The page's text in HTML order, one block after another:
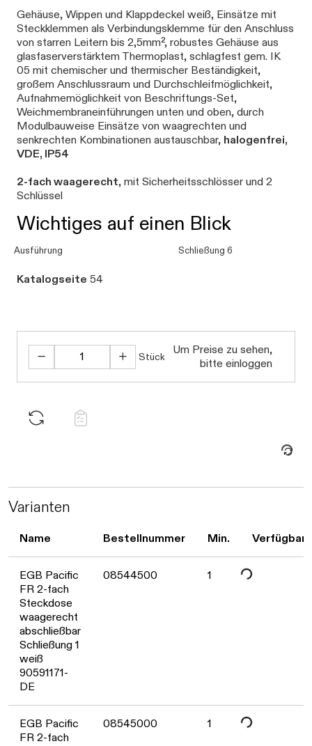
Gehäuse, Wippen und Klappdeckel weiß, Einsätze mit
Steckklemmen als Verbindungsklemme für den Anschluss
von starren Leitern bis 2,5mm², robustes Gehäuse aus
glasfaserverstärktem Thermoplast, schlagfest gem. IK
05 mit chemischer und thermischer Beständigkeit,
großem Anschlussraum und Durchschleifmöglichkeit,
Aufnahmemöglichkeit von Beschriftungs-Set,
Weichmembraneinführungen unten und oben, durch
Modulbauweise Einsätze von waagrechten und
senkrechten Kombinationen austauschbar, halogenfrei,
VDE, IP54
2-fach waagerecht, mit Sicherheitsschlösser und 2
Schlüssel
Wichtiges auf einen Blick
Ausführung Schließung 6
Katalogseite 54
Stück
Um Preise zu sehen,
bitte einloggen
Daten
Varianten
Name Bestellnummer Min.
EGB Pacific
FR 2-fach
Steckdose
waagerecht
abschließbar
Schließung 1
weiß
90591171-
DE
08544500 1 Daten werden geladen. Bitte warten...
EGB Pacific
FR 2-fach
08545000 1